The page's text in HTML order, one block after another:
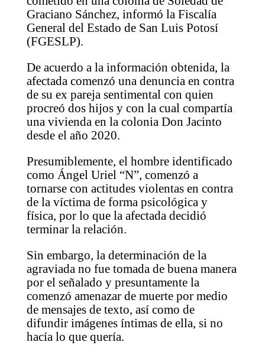
Graciano Sánchez, informó la Fiscalía
General del Estado de San Luis Potosí
(FGESLP).
De acuerdo a la información obtenida, la
afectada comenzó una denuncia en contra
de su ex pareja sentimental con quien
procreó dos hijos y con la cual compartía
una vivienda en la colonia Don Jacinto
desde el año 2020.
Presumiblemente, el hombre identificado
como Ángel Uriel “N”, comenzó a
tornarse con actitudes violentas en contra
de la víctima de forma psicológica y
física, por lo que la afectada decidió
terminar la relación.
Sin embargo, la determinación de la
agraviada no fue tomada de buena manera
por el señalado y presuntamente la
comenzó amenazar de muerte por medio
de mensajes de texto, así como de
difundir imágenes íntimas de ella, si no
hacía lo que quería.